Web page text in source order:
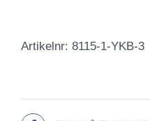
Artikelnr: 8115-1-YKB-3